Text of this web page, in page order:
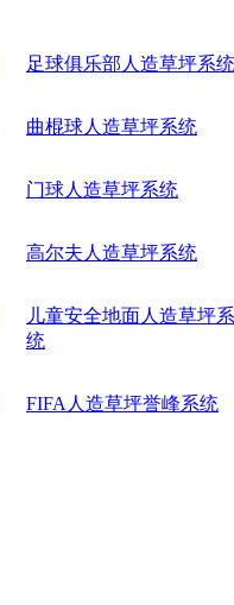
足球俱乐部人造草坪系统
曲棍球人造草坪系统
门球人造草坪系统
高尔夫人造草坪系统
儿童安全地面人造草坪系
统
FIFA人造草坪誉峰系统